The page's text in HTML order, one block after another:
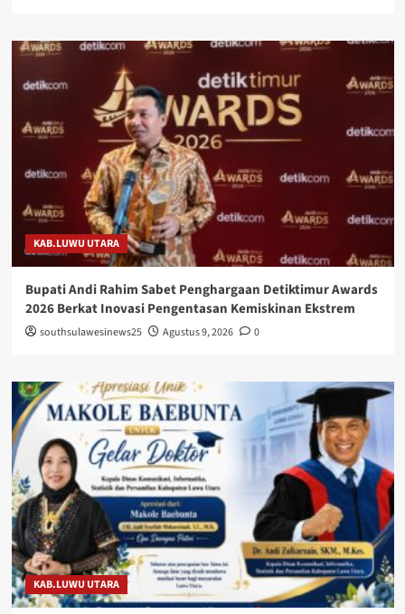
KAB.LUWU UTARA
Bupati Andi Rahim Sabet Penghargaan Detiktimur Awards
2026 Berkat Inovasi Pengentasan Kemiskinan Ekstrem
southsulawesinews25 Agustus 9, 2026 0
KAB.LUWU UTARA